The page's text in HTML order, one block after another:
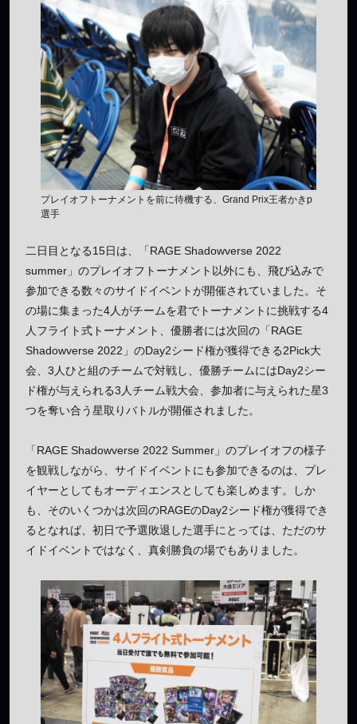
プレイオフトーナメントを前に待機する、Grand Prix王者かきp
選手
二日目となる15日は、「RAGE Shadowverse 2022
summer」のプレイオフトーナメント以外にも、飛び込みで
参加できる数々のサイドイベントが開催されていました。そ
の場に集まった4人がチームを君でトーナメントに挑戦する4
人フライト式トーナメント、優勝者には次回の「RAGE
Shadowverse 2022」のDay2シード権が獲得できる2Pick大
会、3人ひと組のチームで対戦し、優勝チームにはDay2シー
ド権が与えられる3人チーム戦大会、参加者に与えられた星3
つを奪い合う星取りバトルが開催されました。
「RAGE Shadowverse 2022 Summer」のプレイオフの様子
を観戦しながら、サイドイベントにも参加できるのは、プレ
イヤーとしてもオーディエンスとしても楽しめます。しか
も、そのいくつかは次回のRAGEのDay2シード権が獲得でき
るとなれば、初日で予選敗退した選手にとっては、ただのサ
イドイベントではなく、真剣勝負の場でもありました。